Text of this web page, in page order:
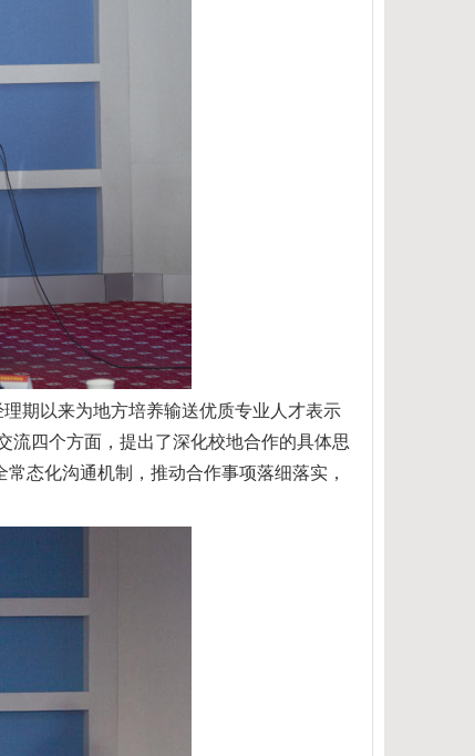
期以来为地方培养输送优质专业人才表示
流四个方面，提出了深化校地合作的具体思
态化沟通机制，推动合作事项落细落实，